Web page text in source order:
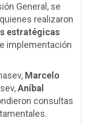
General, se
realizaron
estratégicas
implementación
Marcelo
Aníbal
consultas